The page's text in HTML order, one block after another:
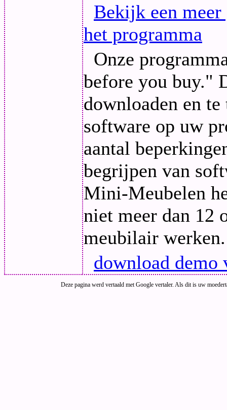
Bekijk een
het programma
Onze
before you buy."
downloaden en te
software op uw
aantal
begrijpen van
Mini-Meubelen
niet meer dan 12
meubilair werken.
download demo
Deze pagina werd vertaald met Google vertaler. Als dit is uw